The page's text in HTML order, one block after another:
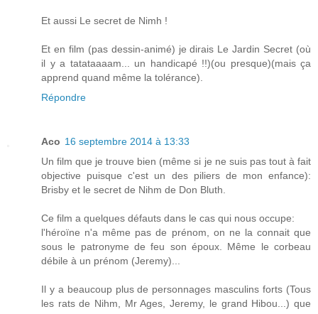
Et aussi Le secret de Nimh !
Et en film (pas dessin-animé) je dirais Le Jardin Secret (où
il y a tatataaaam... un handicapé !!)(ou presque)(mais ça
apprend quand même la tolérance).
Répondre
Aco 16 septembre 2014 à 13:33
Un film que je trouve bien (même si je ne suis pas tout à fait
objective puisque c'est un des piliers de mon enfance):
Brisby et le secret de Nihm de Don Bluth.
Ce film a quelques défauts dans le cas qui nous occupe:
l'héroïne n'a même pas de prénom, on ne la connait que
sous le patronyme de feu son époux. Même le corbeau
débile à un prénom (Jeremy)...
Il y a beaucoup plus de personnages masculins forts (Tous
les rats de Nihm, Mr Ages, Jeremy, le grand Hibou...) que